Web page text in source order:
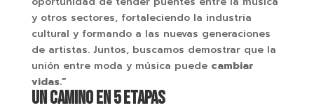
y otros sectores, fortaleciendo la industria
cultural y formando a las nuevas generaciones
de artistas. Juntos, buscamos demostrar que la
unión entre moda y música puedecambiar
vidas.”
Un camino en 5 etapas